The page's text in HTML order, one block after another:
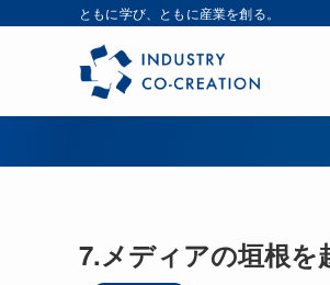
ともに学び、ともに産業を創る。
7.メディアの垣根を